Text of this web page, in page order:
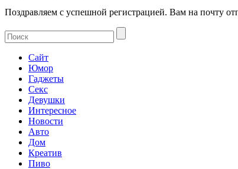
Поздравляем с успешной регистрацией. Вам на почту
Сайт
Юмор
Гаджеты
Секс
Девушки
Интересное
Новости
Авто
Дом
Креатив
Пиво